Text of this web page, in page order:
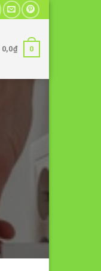
0,0₫ 0